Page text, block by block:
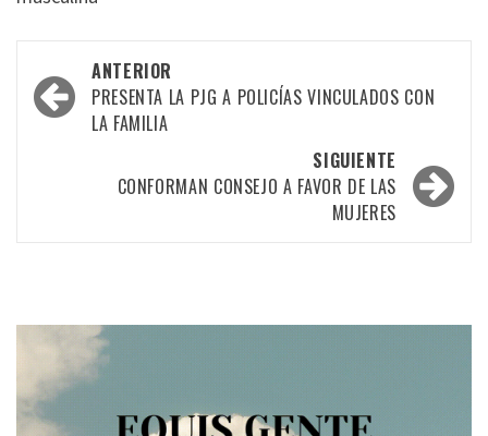
Navegación
por
entradas
ANTERIOR
PRESENTA LA PJG A POLICÍAS VINCULADOS CON
LA FAMILIA
SIGUIENTE
CONFORMAN CONSEJO A FAVOR DE LAS
MUJERES